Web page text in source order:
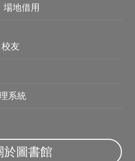
場地借用
校友
系統
於圖書館